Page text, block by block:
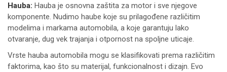
Hauba: Hauba je osnovna zaštita za motor i sve njegove
komponente. Nudimo haube koje su prilagođene različitim
modelima i markama automobila, a koje garantuju lako
otvaranje, dug vek trajanja i otpornost na spoljne uticaje.
Vrste hauba automobila mogu se klasifikovati prema različitim
faktorima, kao što su materijal, funkcionalnost i dizajn. Evo